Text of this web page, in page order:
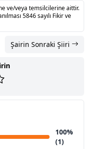
ve/veya temsilcilerine aittir.
5846 sayılı Fikir ve
Şairin Sonraki Şiiri
100%
(1)